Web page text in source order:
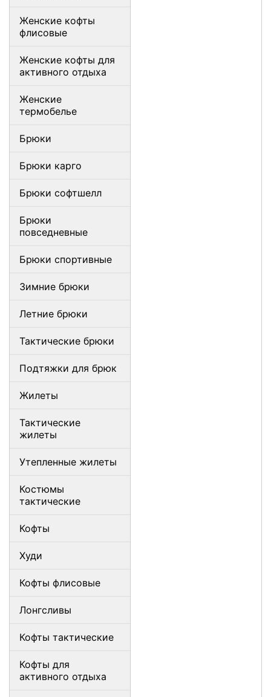
Женские кофты
флисовые
Женские кофты для
активного отдыха
Женские
термобелье
Брюки
Брюки карго
Брюки софтшелл
Брюки
повседневные
Брюки спортивные
Зимние брюки
Летние брюки
Тактические брюки
Подтяжки для брюк
Жилеты
Тактические
жилеты
Утепленные жилеты
Костюмы
тактические
Кофты
Худи
Кофты флисовые
Лонгсливы
Кофты тактические
Кофты для
активного отдыха